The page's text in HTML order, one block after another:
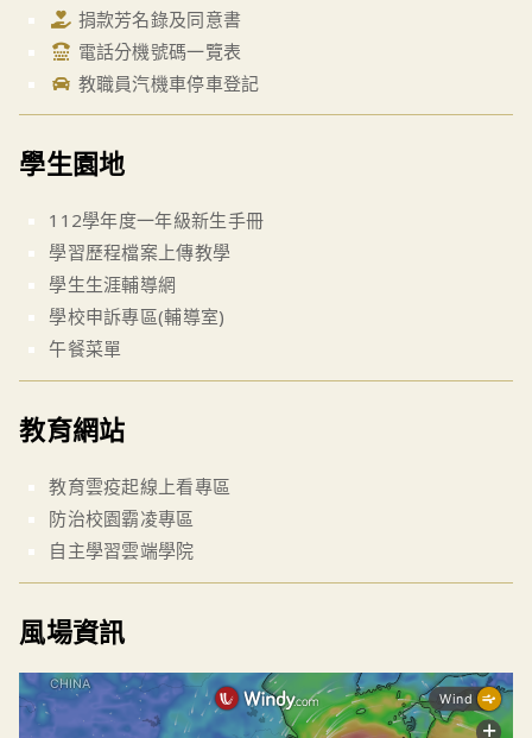
捐款芳名錄及同意書
電話分機號碼一覽表
教職員汽機車停車登記
學生園地
112學年度一年級新生手冊
學習歷程檔案上傳教學
學生生涯輔導網
學校申訴專區(輔導室)
午餐菜單
教育網站
教育雲疫起線上看專區
防治校園霸凌專區
自主學習雲端學院
風場資訊